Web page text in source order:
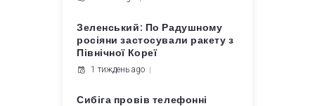
Зеленський: По Радушному
росіяни застосували ракету з
Північної Кореї
1 тиждень ago
Сибіга провів телефонні